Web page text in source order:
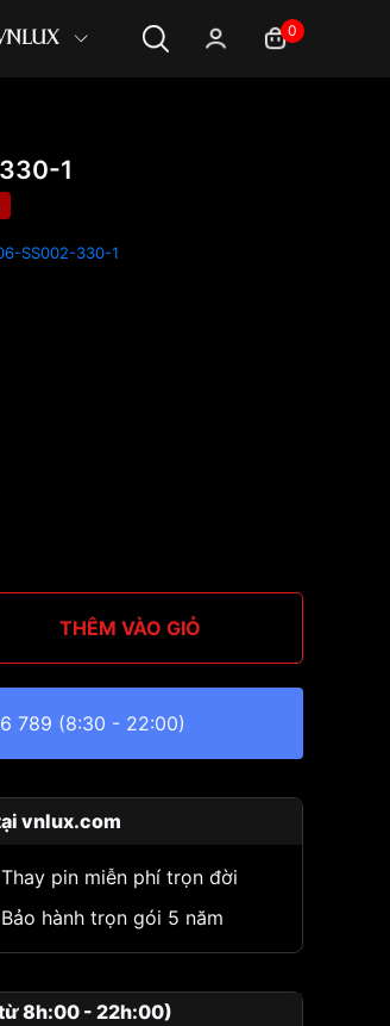
0
1
SS002-330-1
THÊM VÀO GIỎ
789 (8:30 - 22:00)
vnlux.com
Thay pin miễn phí trọn đời
Bảo hành trọn gói 5 năm
8h:00 - 22h:00)